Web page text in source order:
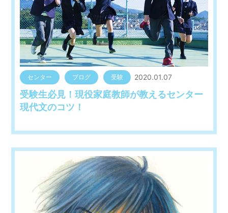
センター ブログ 受験 2020.01.07
受験生必見！現役家庭教師が教えるセンター
現代文のコツ！